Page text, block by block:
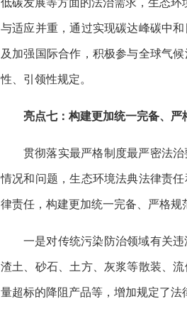
低碳发展等方面的法治需求，生态环
与适应并重，通过实现碳达峰碳中
及加强国际合作，积极参与全球气
性、引领性规定。
亮点七：构建更加统一完备、严
贯彻落实最严格制度最严密法
情况和问题，生态环境法典法律责
律责任，构建更加统一完备、严格规
一是对传统污染防治领域有关
渣土、砂石、土方、灰浆等散装、
量超标的降阻产品等，增加规定了法